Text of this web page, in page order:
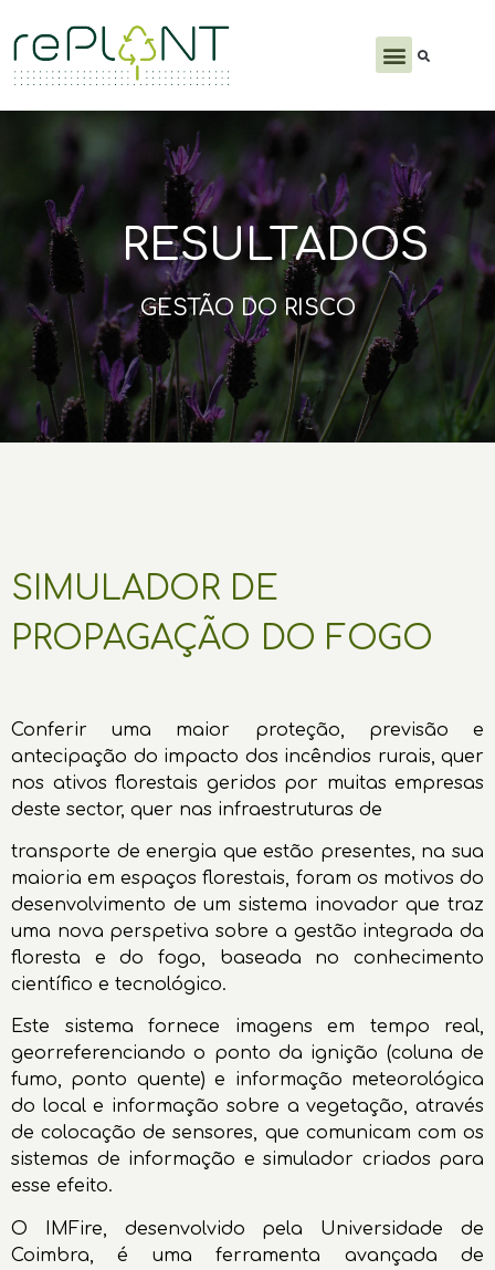
RESULTADOS
GESTÃO DO RISCO
SIMULADOR DE
PROPAGAÇÃO DO FOGO
Conferir uma maior proteção, previsão e
antecipação do impacto dos incêndios rurais, quer
nos ativos florestais geridos por muitas empresas
deste sector, quer nas infraestruturas de
transporte de energia que estão presentes, na sua
maioria em espaços florestais, foram os motivos do
desenvolvimento de um sistema inovador que traz
uma nova perspetiva sobre a gestão integrada da
floresta e do fogo, baseada no conhecimento
científico e tecnológico.
Este sistema fornece imagens em tempo real,
georreferenciando o ponto da ignição (coluna de
fumo, ponto quente) e informação meteorológica
do local e informação sobre a vegetação, através
de colocação de sensores, que comunicam com os
sistemas de informação e simulador criados para
esse efeito.
O IMFire, desenvolvido pela Universidade de
Coimbra, é uma ferramenta avançada de